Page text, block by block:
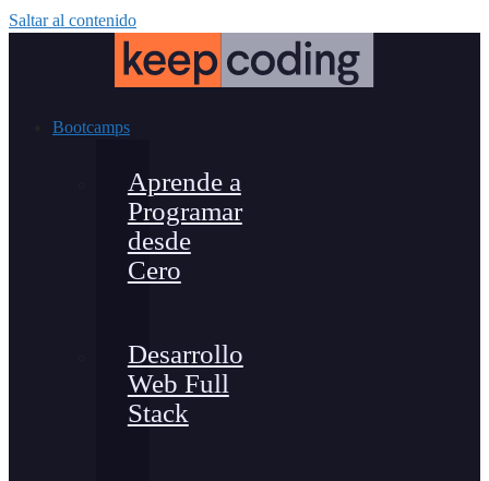
Saltar al contenido
Bootcamps
Aprende a
Programar
desde
Cero
Desarrollo
Web Full
Stack